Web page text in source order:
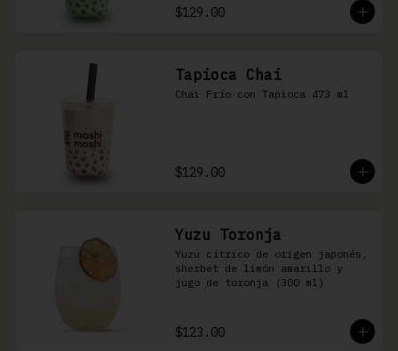
$129.00
Tapioca Chai
Chai Frío con Tapioca 473 ml
$129.00
Yuzu Toronja
Yuzu cítrico de origen japonés,
sherbet de limón amarillo y
jugo de toronja (300 ml)
$123.00